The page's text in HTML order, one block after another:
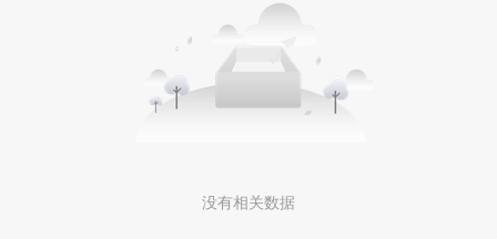
没有相关数据